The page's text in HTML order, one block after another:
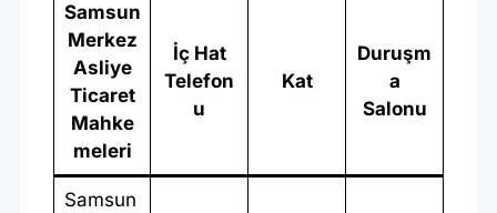
Samsun
Merkez
Asliye
Ticaret
Mahke
meleri
İç Hat
Telefon
u
Kat
Duruşm
a
Salonu
Samsun